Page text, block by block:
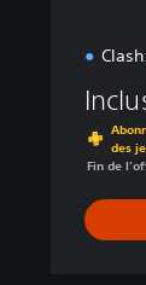
des
Fin de